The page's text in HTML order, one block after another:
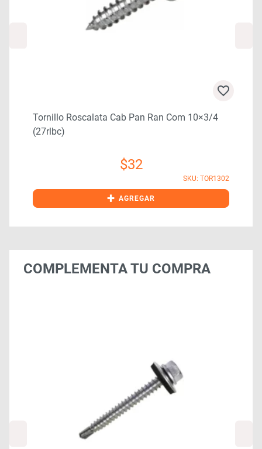
Tornillo Roscalata Cab Pan Ran Com 10×3/4
(27rlbc)
$32
SKU: TOR1302
+ AGREGAR
COMPLEMENTA TU COMPRA